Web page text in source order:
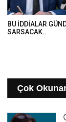
BU İDDİALAR
SARSACAK..
Çok